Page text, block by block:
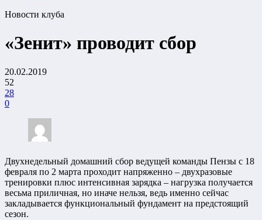
Новости клуба
«Зенит» проводит сбор
20.02.2019
52
28
0
Двухнедельный домашний сбор ведущей команды Пензы с 18
февраля по 2 марта проходит напряженно – двухразовые
тренировки плюс интенсивная зарядка – нагрузка получается
весьма приличная, но иначе нельзя, ведь именно сейчас
закладывается функциональный фундамент на предстоящий
сезон.